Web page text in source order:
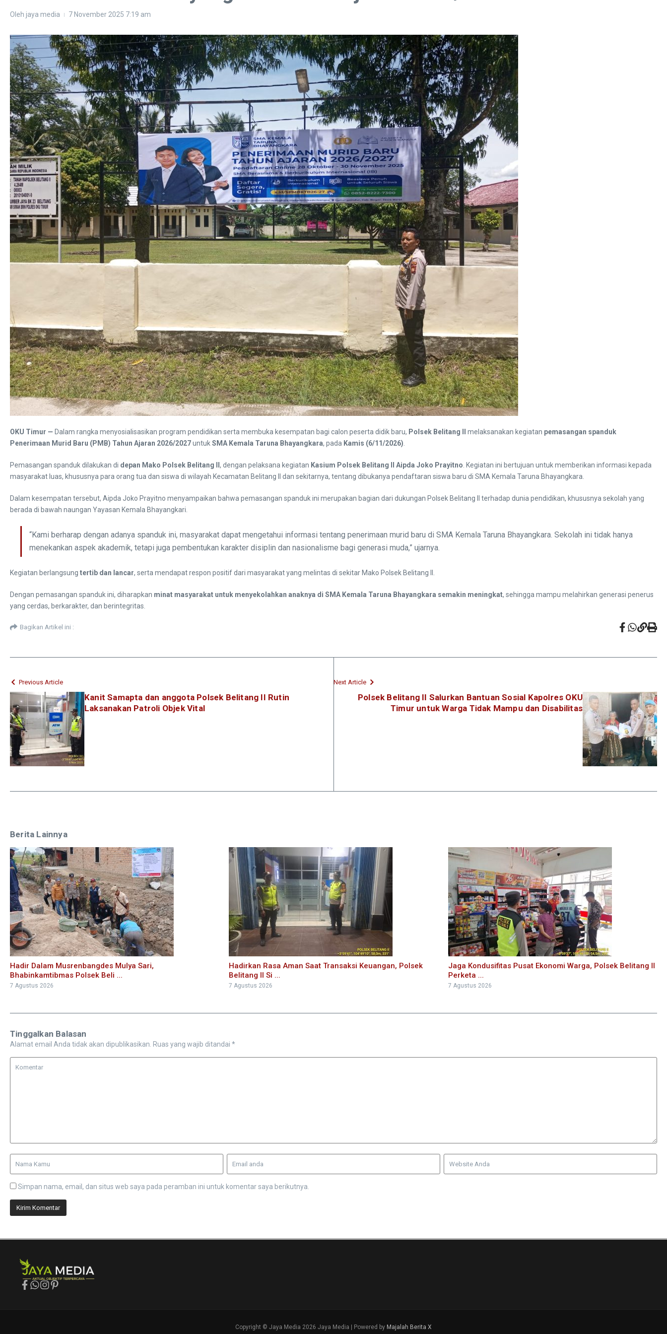
Oleh jaya media 7 November 2025 7:19 am
OKU Timur — Dalam rangka menyosialisasikan program pendidikan serta membuka kesempatan bagi calon peserta didik baru, Polsek Belitang II melaksanakan kegiatan pemasangan spanduk
Penerimaan Murid Baru (PMB) Tahun Ajaran 2026/2027untukSMA Kemala Taruna Bhayangkara, pada Kamis (6/11/2026)
Pemasangan spanduk dilakukan di depan Mako Polsek Belitang II , dengan pelaksana kegiatan Kasium Polsek Belitang II Aipda Joko Prayitno . Kegiatan ini bertujuan untuk memberikan informasi kepada
masyarakat luas, khususnya para orang tua dan siswa di wilayah Kecamatan Belitang II dan sekitarnya, tentang dibukanya pendaftaran siswa baru di SMA Kemala Taruna Bhayangkara.
Dalam kesempatan tersebut, Aipda Joko Prayitno menyampaikan bahwa pemasangan spanduk ini merupakan bagian dari dukungan Polsek Belitang II terhadap dunia pendidikan, khususnya sekolah yang
berada di bawah naungan Yayasan Kemala Bhayangkari.
“Kami berharap dengan adanya spanduk ini, masyarakat dapat mengetahui informasi tentang penerimaan murid baru di SMA Kemala Taruna Bhayangkara. Sekolah ini tidak hanya
menekankan aspek akademik, tetapi juga pembentukan karakter disiplin dan nasionalisme bagi generasi muda,” ujarnya.
Kegiatan berlangsung tertib dan lancar, serta mendapat respon positif dari masyarakat yang melintas di sekitar Mako Polsek Belitang II.
Dengan pemasangan spanduk ini, diharapkan minat masyarakat untuk menyekolahkan anaknya di SMA Kemala Taruna Bhayangkara semakin meningkat, sehingga mampu melahirkan generasi penerus
yang cerdas, berkarakter, dan berintegritas.
Bagikan Artikel ini :
Previous Article
Kanit Samapta dan anggota Polsek Belitang II Rutin
Laksanakan Patroli Objek Vital
Next Article
Polsek Belitang II Salurkan Bantuan Sosial Kapolres OKU
Timur untuk Warga Tidak Mampu dan Disabilitas
Berita Lainnya
Hadir Dalam Musrenbangdes Mulya Sari,
Bhabinkamtibmas Polsek Beli ...
7 Agustus 2026
Hadirkan Rasa Aman Saat Transaksi Keuangan, Polsek
Belitang II Si ...
7 Agustus 2026
Jaga Kondusifitas Pusat Ekonomi Warga, Polsek Belitang II
Perketa ...
7 Agustus 2026
Tinggalkan Balasan
Alamat email Anda tidak akan dipublikasikan. Ruas yang wajib ditandai *
Simpan nama, email, dan situs web saya pada peramban ini untuk komentar saya berikutnya.
Copyright © Jaya Media 2026 Jaya Media | Powered by Majalah Berita X